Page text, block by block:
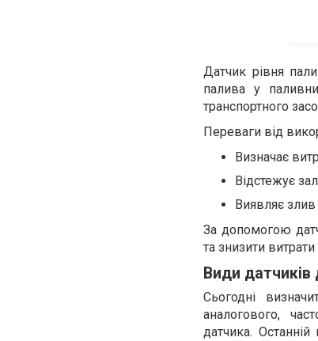
Датчик рівня
палива у
транспортного
Переваги від
Визначає
Відстежує
Виявляє злив
За допомогою
та знизити
Види датчиків
Сьогодні
аналогового,
датчика. Останній